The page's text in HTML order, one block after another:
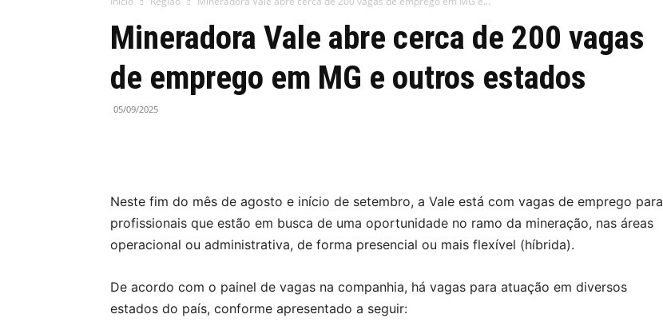
Mineradora Vale abre cerca de 200 vagas
de emprego em MG e outros estados
05/09/2025
Neste fim do mês de agosto e início de setembro, a Vale está com vagas de emprego para
profissionais que estão em busca de uma oportunidade no ramo da mineração, nas áreas
operacional ou administrativa, de forma presencial ou mais flexível (híbrida).
De acordo com o painel de vagas na companhia, há vagas para atuação em diversos
estados do país, conforme apresentado a seguir: